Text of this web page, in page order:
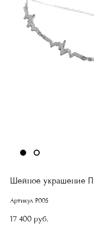
Шейное украшение
Артикул P005
17 400 pуб.